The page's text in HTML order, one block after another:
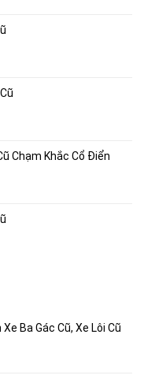
Chạm Khắc Cổ Điển
Ba Gác Cũ, Xe Lôi Cũ